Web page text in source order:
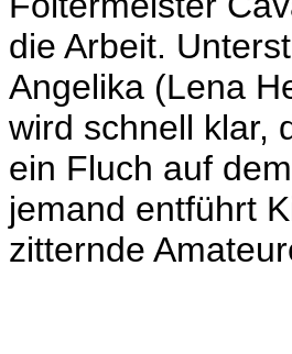
die Arbeit.
Angelika (Lena
wird schnell klar,
ein Fluch auf
jemand entführt
zitternde